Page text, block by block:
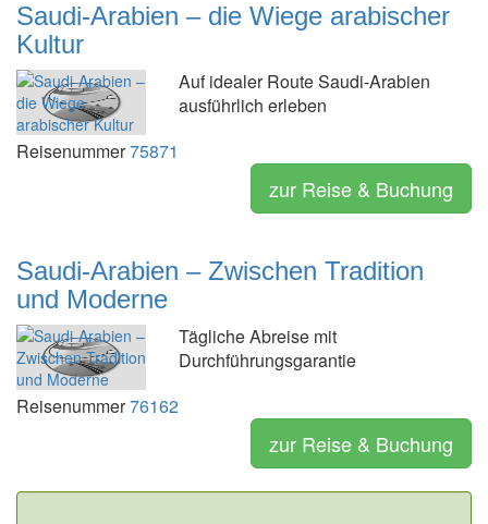
Saudi-Arabien – die Wiege arabischer
Kultur
Auf idealer Route Saudi-Arabien
ausführlich erleben
Reisenummer75871
zur Reise & Buchung
Saudi-Arabien – Zwischen Tradition
und Moderne
Tägliche Abreise mit
Durchführungsgarantie
Reisenummer76162
zur Reise & Buchung